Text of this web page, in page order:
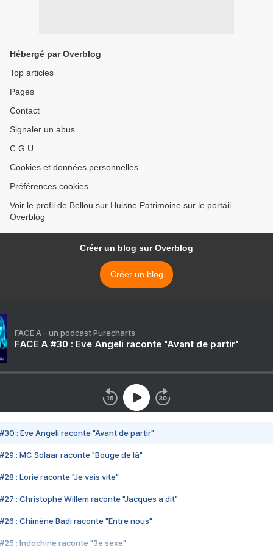
Hébergé par Overblog
Top articles
Pages
Contact
Signaler un abus
C.G.U.
Cookies et données personnelles
Préférences cookies
Voir le profil de Bellou sur Huisne Patrimoine sur le portail
Overblog
Créer un blog sur Overblog
Créer un blog
FACE A - un podcast Purecharts
FACE A #30 : Eve Angeli raconte "Avant de partir"
#30 : Eve Angeli raconte "Avant de partir"
#29 : MC Solaar raconte "Bouge de là"
#28 : Lorie raconte "Je vais vite"
#27 : Christophe Willem raconte "Jacques a dit"
#26 : Chimène Badi raconte "Entre nous"
#25 : Indochine raconte "3e sexe"